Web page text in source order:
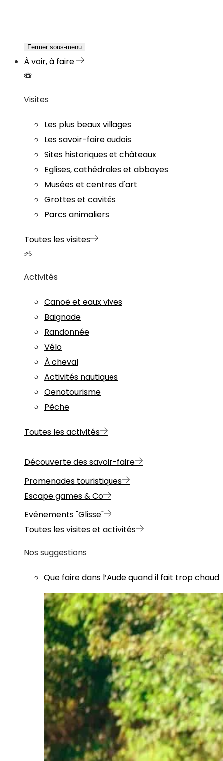
Fermer sous-menu
À voir, à faire
Visites
Les plus beaux villages
Les savoir-faire audois
Sites historiques et châteaux
Eglises, cathédrales et abbayes
Musées et centres d'art
Grottes et cavités
Parcs animaliers
Toutes les visites
Activités
Canoë et eaux vives
Baignade
Randonnée
Vélo
À cheval
Activités nautiques
Oenotourisme
Pêche
Toutes les activités
Découverte des savoir-faire
Promenades touristiques
Escape games & Co
Evénements "Glisse"
Toutes les visites et activités
Nos suggestions
Que faire dans l’Aude quand il fait trop chaud